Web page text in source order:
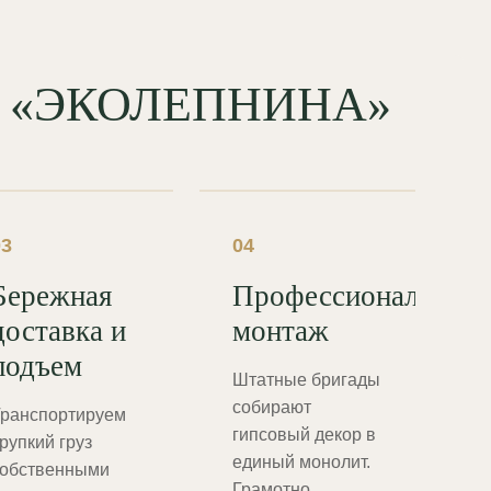
«ЭКОЛЕПНИНА»
и
груз
04
Профессиональный
монтаж
Штатные бригады
собирают
гипсовый декор в
единый монолит.